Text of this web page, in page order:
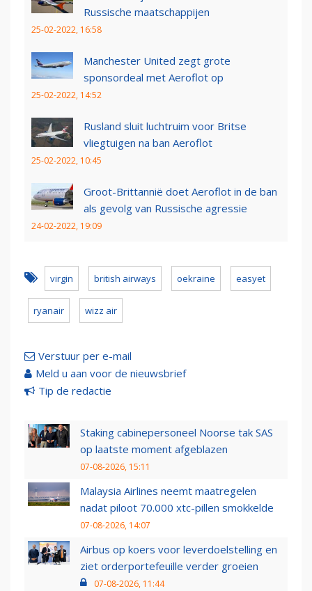
Russische maatschappijen
25-02-2022, 16:58
Manchester United zegt grote
sponsordeal met Aeroflot op
25-02-2022, 14:52
Rusland sluit luchtruim voor Britse
vliegtuigen na ban Aeroflot
25-02-2022, 10:45
Groot-Brittannië doet Aeroflot in de ban
als gevolg van Russische agressie
24-02-2022, 19:09
virgin british airways oekraine easyet
ryanair wizz air
Verstuur per e-mail
Meld u aan voor de nieuwsbrief
Tip de redactie
Staking cabinepersoneel Noorse tak SAS
op laatste moment afgeblazen
07-08-2026, 15:11
Malaysia Airlines neemt maatregelen
nadat piloot 70.000 xtc-pillen smokkelde
07-08-2026, 14:07
Airbus op koers voor leverdoelstelling en
ziet orderportefeuille verder groeien
07-08-2026, 11:44